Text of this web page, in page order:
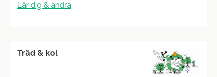
Lär dig & andra
Träd & kol